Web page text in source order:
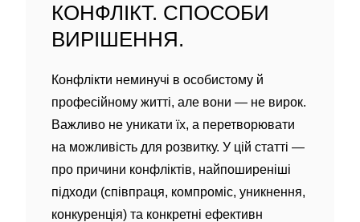
КОНФЛІКТ. СПОСОБИ
ВИРІШЕННЯ.
Конфлікти неминучі в особистому й
професійному житті, але вони — не вирок.
Важливо не уникати їх, а перетворювати
на можливість для розвитку. У цій статті —
про причини конфліктів, найпоширеніші
підходи (співпраця, компроміс, уникнення,
конкуренція) та конкретні ефективн